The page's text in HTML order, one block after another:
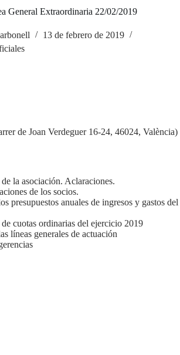
General Extraordinaria 22/02/2019
13 de febrero de 2019
de Joan Verdeguer 16-24, 46024, València)
la asociación. Aclaraciones.
de los socios.
presupuestos anuales de ingresos y gastos del
cuotas ordinarias del ejercicio 2019
líneas generales de actuación